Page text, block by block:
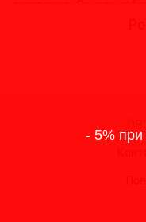
магазині зоотоварів
представлено безліч
- 5% при